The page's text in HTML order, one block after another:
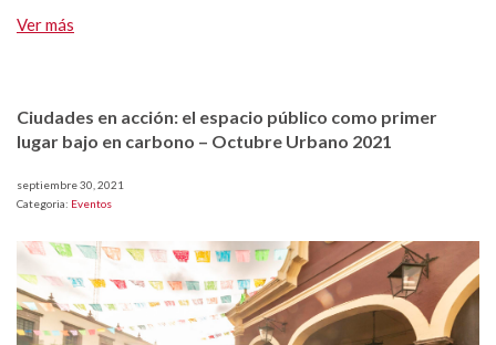
Ver más
Ciudades en acción: el espacio público como primer
lugar bajo en carbono – Octubre Urbano 2021
septiembre 30, 2021
Categoria: Eventos